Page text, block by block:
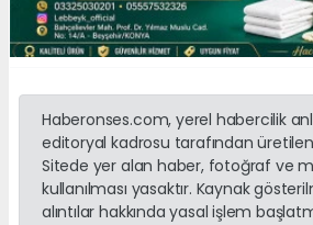
Haberonses.com, yerel habercilik
editoryal kadrosu tarafından
Sitede yer alan haber, fotoğraf ve
kullanılması yasaktır. Kaynak
alıntılar hakkında yasal işlem